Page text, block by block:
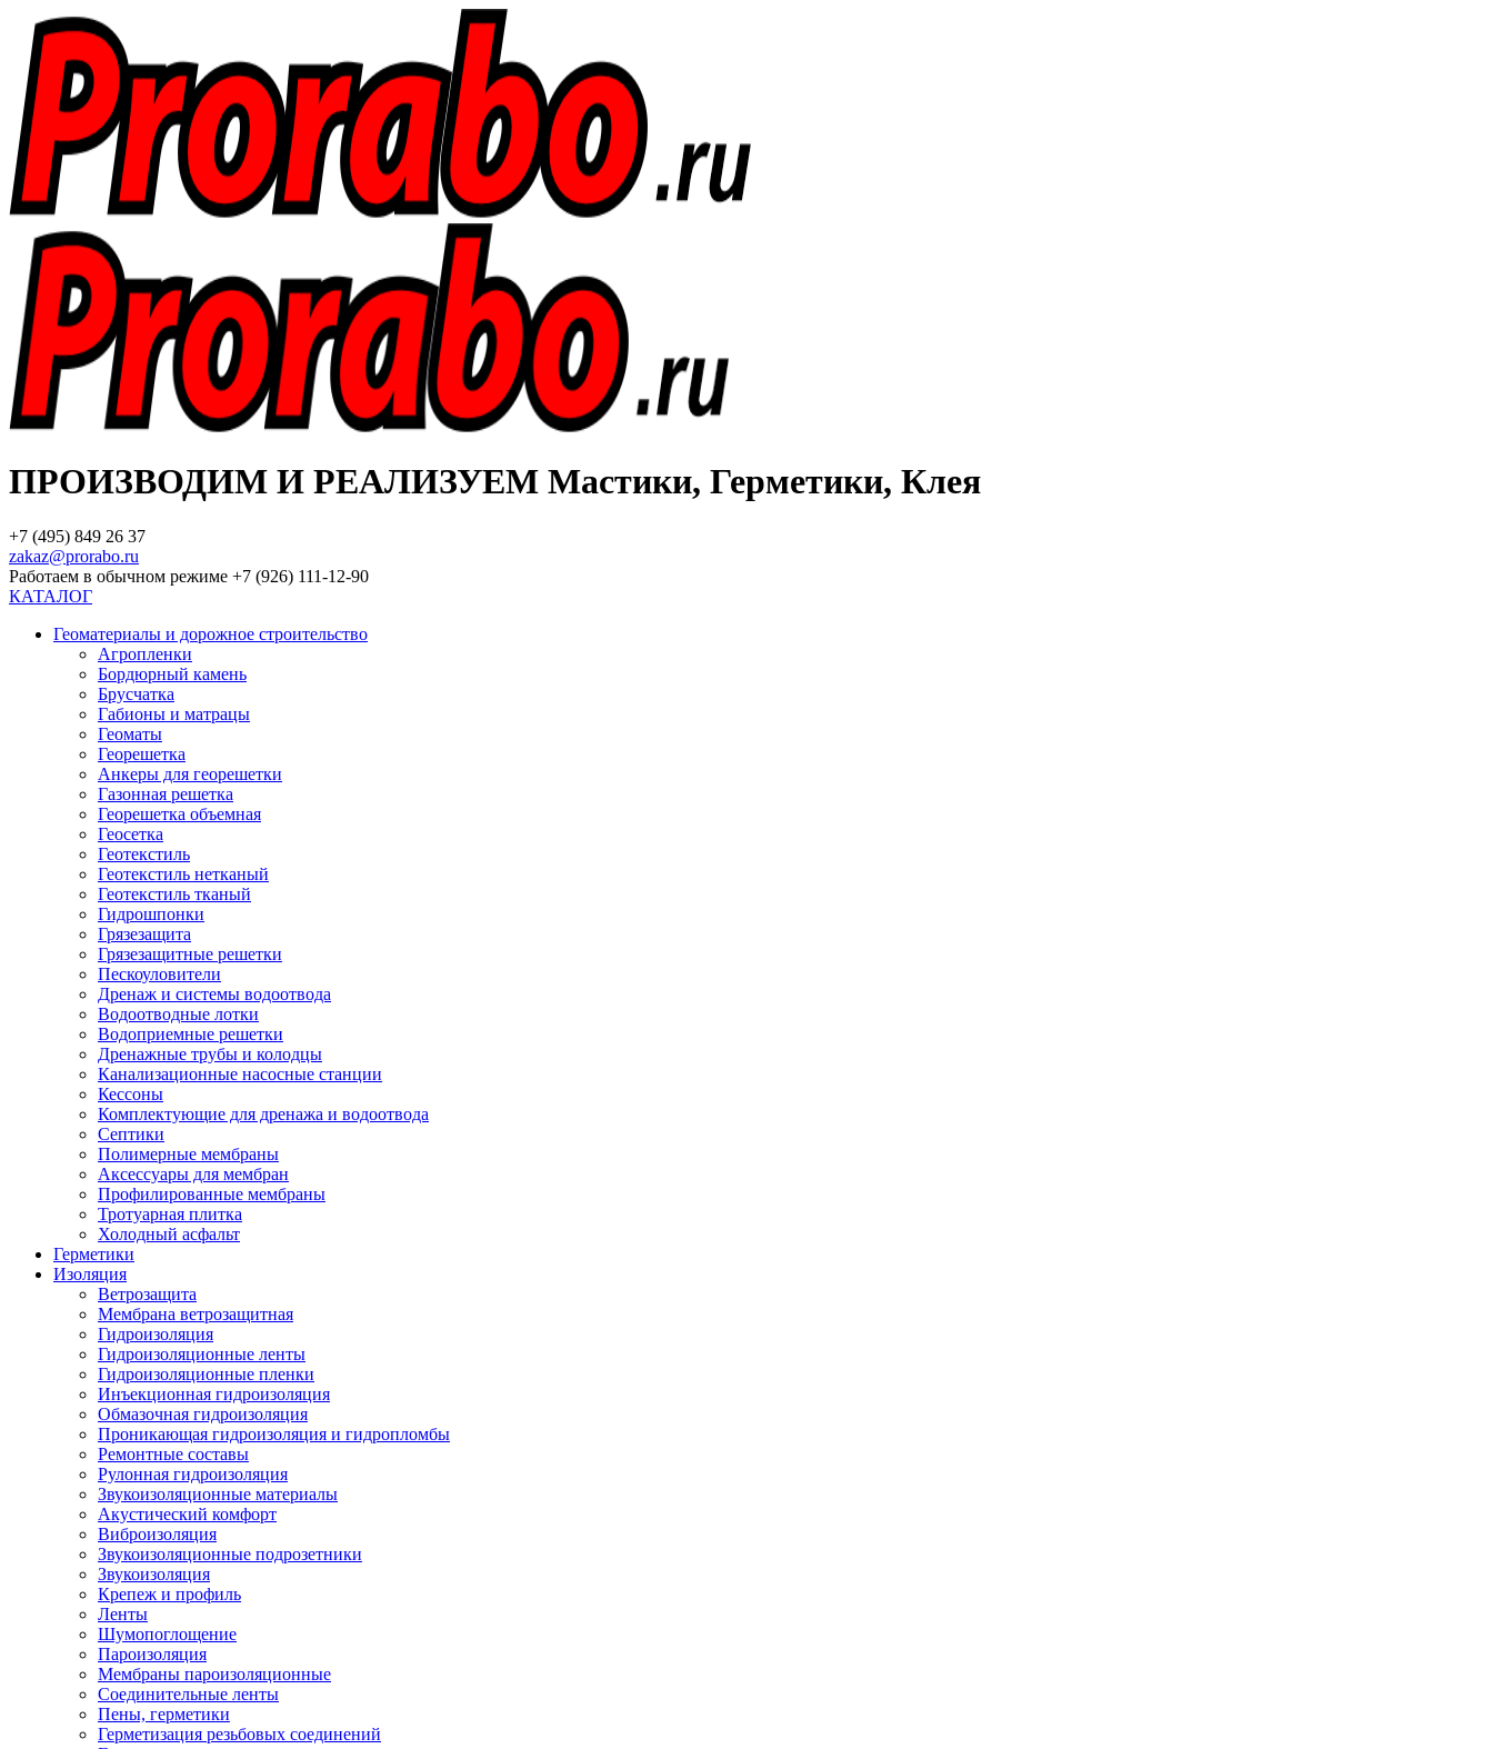
ПРОИЗВОДИМ И РЕАЛИЗУЕМ Мастики, Герметики, Клея
+7 (495) 849 26 37
zakaz@prorabo.ru
Работаем в обычном режиме +7 (926) 111-12-90
КАТАЛОГ
Геоматериалы и дорожное строительство
Агропленки
Бордюрный камень
Брусчатка
Габионы и матрацы
Геоматы
Георешетка
Анкеры для георешетки
Газонная решетка
Георешетка объемная
Геосетка
Геотекстиль
Геотекстиль нетканый
Геотекстиль тканый
Гидрошпонки
Грязезащита
Грязезащитные решетки
Пескоуловители
Дренаж и системы водоотвода
Водоотводные лотки
Водоприемные решетки
Дренажные трубы и колодцы
Канализационные насосные станции
Кессоны
Комплектующие для дренажа и водоотвода
Септики
Полимерные мембраны
Аксессуары для мембран
Профилированные мембраны
Тротуарная плитка
Холодный асфальт
Герметики
Изоляция
Ветрозащита
Мембрана ветрозащитная
Гидроизоляция
Гидроизоляционные ленты
Гидроизоляционные пленки
Инъекционная гидроизоляция
Обмазочная гидроизоляция
Проникающая гидроизоляция и гидропломбы
Ремонтные составы
Рулонная гидроизоляция
Звукоизоляционные материалы
Акустический комфорт
Виброизоляция
Звукоизоляционные подрозетники
Звукоизоляция
Крепеж и профиль
Ленты
Шумопоглощение
Пароизоляция
Мембраны пароизоляционные
Соединительные ленты
Пены, герметики
Герметизация резьбовых соединений